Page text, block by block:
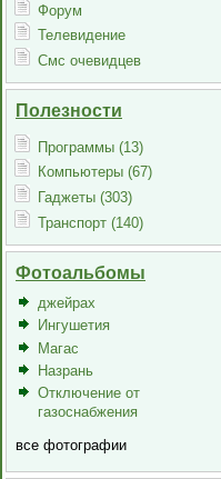
Форум
Телевидение
Смс очевидцев
Полезности
Программы (13)
Компьютеры (67)
Гаджеты (303)
Транспорт (140)
Фотоальбомы
джейрах
Ингушетия
Магас
Назрань
Отключение от
газоснабжения
все фотографии